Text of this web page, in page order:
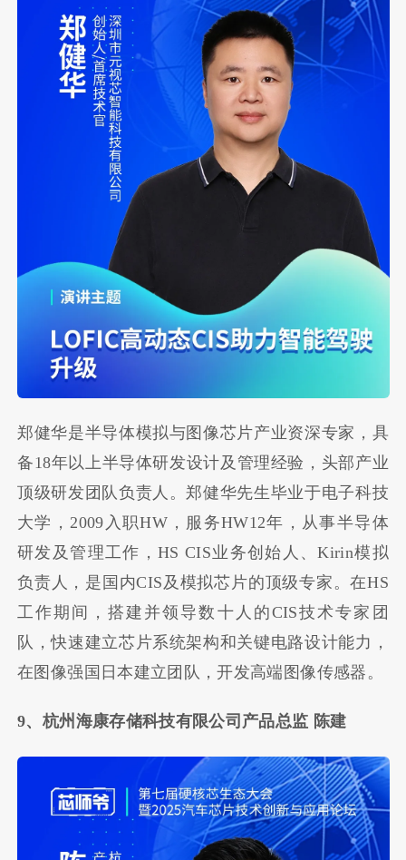
郑健华是半导体模拟与图像芯片产业资深专家，具
备18年以上半导体研发设计及管理经验，头部产业
顶级研发团队负责人。郑健华先生毕业于电子科技
大学，2009入职HW，服务HW12年，从事半导体
研发及管理工作，HS CIS业务创始人、Kirin模拟
负责人，是国内CIS及模拟芯片的顶级专家。在HS
工作期间，搭建并领导数十人的CIS技术专家团
队，快速建立芯片系统架构和关键电路设计能力，
在图像强国日本建立团队，开发高端图像传感器。
9、杭州海康存储科技有限公司产品总监 陈建